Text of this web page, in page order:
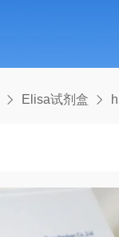
Elisa试剂盒